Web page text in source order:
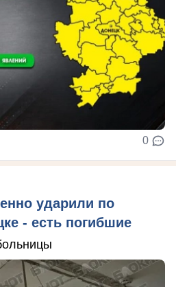
0
ударили по
- есть погибшие